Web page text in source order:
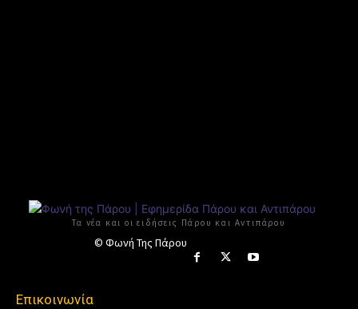
Τα νέα και οι ειδήσεις Πάρου και Αντιπάρου
© Φωνή Της Πάρου
Επικοινωνία